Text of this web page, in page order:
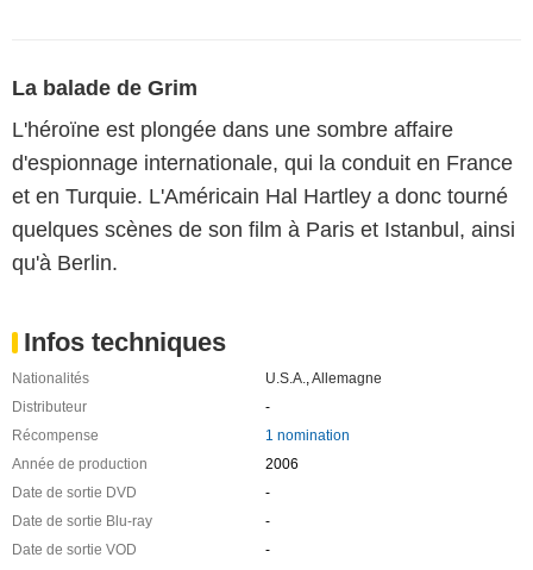
La balade de Grim
L'héroïne est plongée dans une sombre affaire
d'espionnage internationale, qui la conduit en France
et en Turquie. L'Américain Hal Hartley a donc tourné
quelques scènes de son film à Paris et Istanbul, ainsi
qu'à Berlin.
Infos techniques
Nationalités U.S.A. Allemagne
Distributeur
-
Récompense
1 nomination
Année de production
2006
Date de sortie DVD
-
Date de sortie Blu-ray
-
Date de sortie VOD
-